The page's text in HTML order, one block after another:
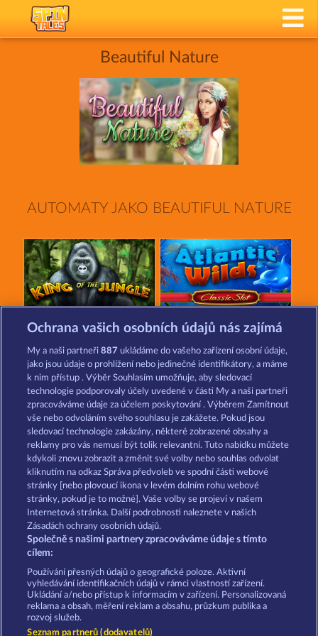
Beautiful Nature
AUTOMATY JAKO BEAUTIFUL NATURE
King of the Jungle Atlantic Wilds
Majestic King Wild Rapa Nui
Podmínky Prohlášení o ochraně údajů
Kontakt Společnost Časté dotazy
Partnerský program Facebook
Podat Žádost o Odstoupení
Ochrana vašich osobních údajů nás zajímá
My a naši partneři887 ukládáme do vašeho zařízení osobní údaje,
jako jsou údaje o prohlížení nebo jedinečné identifikátory, a máme
k nim přístup . Výběr Souhlasím umožňuje, aby sledovací
technologie podporovaly účely uvedené v části My a naši partneři
zpracováváme údaje za účelem poskytování . Výběrem Zamítnout
vše nebo odvoláním svého souhlasu je zakážete. Pokud jsou
sledovací technologie zakázány, některé zobrazené obsahy a
reklamy pro vás nemusí být tolik relevantní. Tuto nabídku můžete
kdykoli znovu zobrazit a změnit své volby nebo souhlas odvolat
kliknutím na odkaz Správa předvoleb ve spodní části webové
stránky [nebo plovoucí ikona v levém dolním rohu webové
stránky, pokud je to možné]. Vaše volby se projeví v našem
Internetová stránka. Další podrobnosti naleznete v našich
Zásadách ochrany osobních údajů.
Společně s našimi partnery zpracováváme údaje s tímto
cílem:
Používání přesných údajů o geografické poloze. Aktivní
vyhledávání identifikačních údajů v rámci vlastností zařízení.
Ukládání a/nebo přístup k informacím v zařízení. Personalizovaná
reklama a obsah, měření reklam a obsahu, průzkum publika a
rozvoj služeb.
Seznam partnerů (dodavatelů)